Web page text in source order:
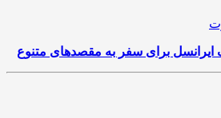
ایرانسل برای سفر به مقصدهای متنوع